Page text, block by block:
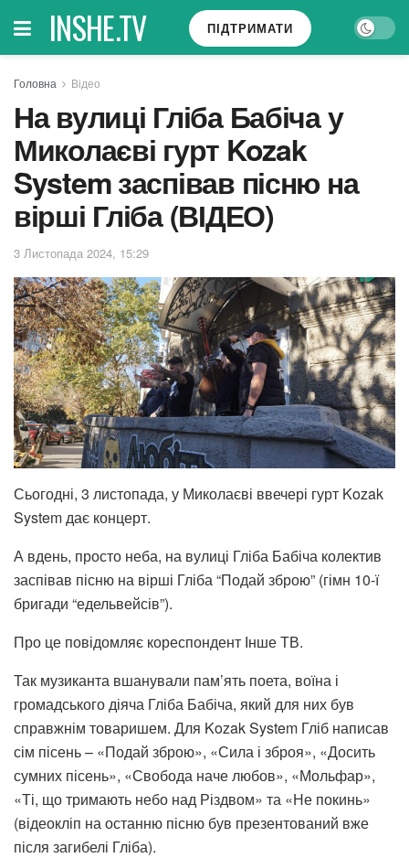
INSHE.TV ПІДТРИМАТИ
Головна Відео
На вулиці Гліба Бабіча у
Миколаєві гурт Kozak
System заспівав пісню на
вірші Гліба (ВІДЕО)
3 Листопада 2024, 15:29
Сьогодні, 3 листопада, у Миколаєві ввечері гурт Kozak
System дає концерт.
А вдень, просто неба, на вулиці Гліба Бабіча колектив
заспівав пісню на вірші Гліба “Подай зброю” (гімн 10-ї
бригади “едельвейсів”).
Про це повідомляє кореспондент Інше ТВ.
Так музиканта вшанували пам’ять поета, воїна і
громадського діяча Гліба Бабіча, який для них був
справжнім товаришем. Для Kozak System Гліб написав
сім пісень – «Подай зброю», «Сила і зброя», «Досить
сумних пісень», «Свобода наче любов», «Мольфар»,
«Ті, що тримають небо над Різдвом» та «Не покинь»
(відеокліп на останню пісню був презентований вже
після загибелі Гліба).